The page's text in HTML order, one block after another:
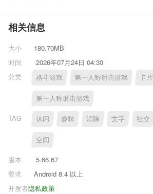
相关信息
大小
180.70MB
时间
2026年07月24日 04:30
分类
格斗游戏 第一人称射击游戏 卡
第一人称射击游戏
TAG 休闲 趣味 消除 文字 社交
空间
版本
5.66.67
要求
Android 8.4 以上
隐私政策
开发者